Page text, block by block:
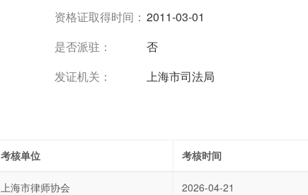
资格证取得时间： 2011-03-01
是否派驻：
否
发证机关： 上海市司法局
考核单位 考核时间
上海市律师协会 2026-04-21